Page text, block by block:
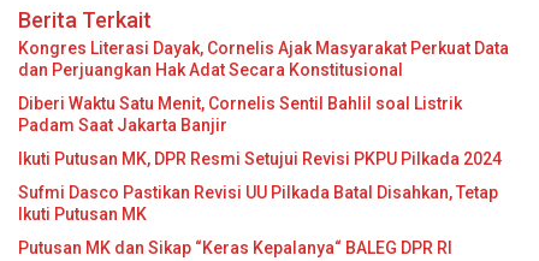
Berita Terkait
Kongres Literasi Dayak, Cornelis Ajak Masyarakat Perkuat Data
dan Perjuangkan Hak Adat Secara Konstitusional
Diberi Waktu Satu Menit, Cornelis Sentil Bahlil soal Listrik
Padam Saat Jakarta Banjir
Ikuti Putusan MK, DPR Resmi Setujui Revisi PKPU Pilkada 2024
Sufmi Dasco Pastikan Revisi UU Pilkada Batal Disahkan, Tetap
Ikuti Putusan MK
Putusan MK dan Sikap “Keras Kepalanya“ BALEG DPR RI